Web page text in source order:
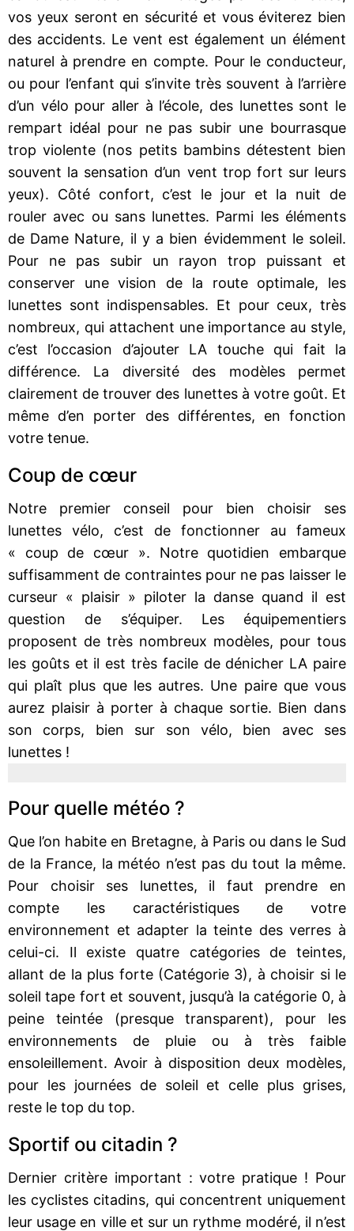
vos yeux seront en sécurité et vous éviterez bien
des accidents. Le vent est également un élément
naturel à prendre en compte. Pour le conducteur,
ou pour l’enfant qui s’invite très souvent à l’arrière
d’un vélo pour aller à l’école, des lunettes sont le
rempart idéal pour ne pas subir une bourrasque
trop violente (nos petits bambins détestent bien
souvent la sensation d’un vent trop fort sur leurs
yeux). Côté confort, c’est le jour et la nuit de
rouler avec ou sans lunettes. Parmi les éléments
de Dame Nature, il y a bien évidemment le soleil.
Pour ne pas subir un rayon trop puissant et
conserver une vision de la route optimale, les
lunettes sont indispensables. Et pour ceux, très
nombreux, qui attachent une importance au style,
c’est l’occasion d’ajouter LA touche qui fait la
différence. La diversité des modèles permet
clairement de trouver des lunettes à votre goût. Et
même d’en porter des différentes, en fonction
votre tenue.
Coup de cœur
Notre premier conseil pour bien choisir ses
lunettes vélo, c’est de fonctionner au fameux
« coup de cœur ». Notre quotidien embarque
suffisamment de contraintes pour ne pas laisser le
curseur « plaisir » piloter la danse quand il est
question de s’équiper. Les équipementiers
proposent de très nombreux modèles, pour tous
les goûts et il est très facile de dénicher LA paire
qui plaît plus que les autres. Une paire que vous
aurez plaisir à porter à chaque sortie. Bien dans
son corps, bien sur son vélo, bien avec ses
lunettes !
Pour quelle météo ?
Que l’on habite en Bretagne, à Paris ou dans le Sud
de la France, la météo n’est pas du tout la même.
Pour choisir ses lunettes, il faut prendre en
compte les caractéristiques de votre
environnement et adapter la teinte des verres à
celui-ci. Il existe quatre catégories de teintes,
allant de la plus forte (Catégorie 3), à choisir si le
soleil tape fort et souvent, jusqu’à la catégorie 0, à
peine teintée (presque transparent), pour les
environnements de pluie ou à très faible
ensoleillement. Avoir à disposition deux modèles,
pour les journées de soleil et celle plus grises,
reste le top du top.
Sportif ou citadin ?
Dernier critère important : votre pratique ! Pour
les cyclistes citadins, qui concentrent uniquement
leur usage en ville et sur un rythme modéré, il n’est